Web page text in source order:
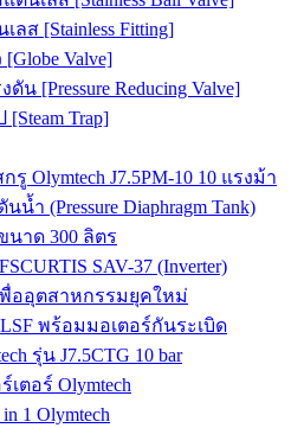
ลส [Stainless Fitting]
Valve]
น [Pressure Reducing Valve]
Trap]
Olymtech J7.5PM-10 10 แรงม้า
น้ำ (Pressure Diaphragm Tank)
นาด 300 ลิตร
SAV-37 (Inverter)
ออุตสาหกรรมยุคใหม่
พร้อมมอเตอร์กันระเบิด
รุ่น J7.5CTG 10 bar
ตอร์ Olymtech
1 Olymtech